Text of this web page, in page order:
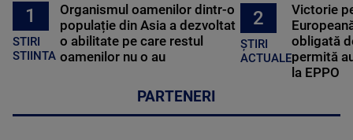
1
STIRI
STIINTA
Organismul oamenilor dintr-o
populație din Asia a dezvoltat
o abilitate pe care restul
oamenilor nu o au
2
ȘTIRI
ACTUALE
Victorie
obligată
permită
la EPPO
PARTENERI